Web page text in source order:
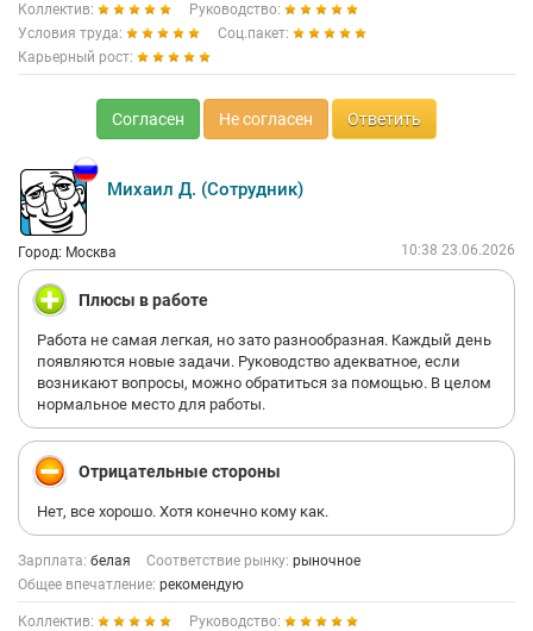
Коллектив:
Руководство:
Условия труда:
Соц.пакет:
Карьерный рост:
Согласен Не согласен Ответить
Михаил Д. (Сотрудник)
Город: Москва 10:38 23.06.2026
Плюсы в работе
Работа не самая легкая, но зато разнообразная. Каждый день
появляются новые задачи. Руководство адекватное, если
возникают вопросы, можно обратиться за помощью. В целом
нормальное место для работы.
Отрицательные стороны
Нет, все хорошо. Хотя конечно кому как.
Зарплата: белая Соответствие рынку: рыночное
Общее впечатление: рекомендую
Коллектив:
Руководство: